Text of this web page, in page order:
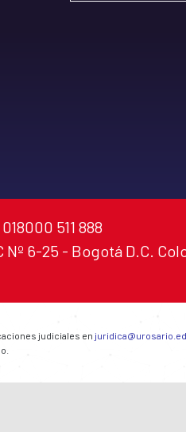
511 888
Nº 6-25 - Bogotá D.C.
judiciales en